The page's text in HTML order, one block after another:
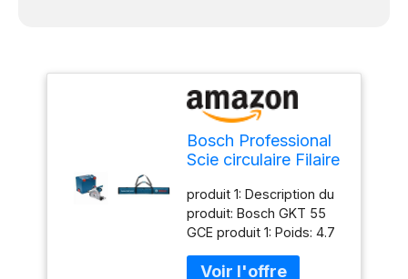
Bosch Professional
Scie circulaire Filaire
de la lame de scie :
165 mm, L-BOXX) &
Accessoires Sac de
transport FSN BAG
(1650 mm)
produit 1: Description du
produit: Bosch GKT 55
GCE produit 1: Poids: 4.7
mm produit 1: Hauteur: